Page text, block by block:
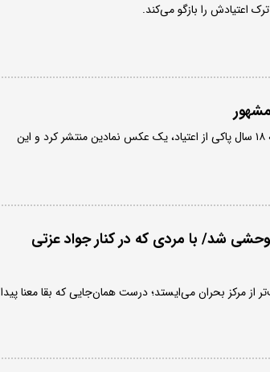
اعتیادش را بازگو می‌کند.
امینم، رپر مشهور آمریکایی به مناسبت رسیدن به ۱۸ سال پاکی از اعتیاد، یک عکس نمادین منتشر کرد و این
وحشی شد/ با مردی که در کنار جواد عزتی
مرکز بحران می‌ایستد؛ درست همان‌جایی که بقا معنا پیدا